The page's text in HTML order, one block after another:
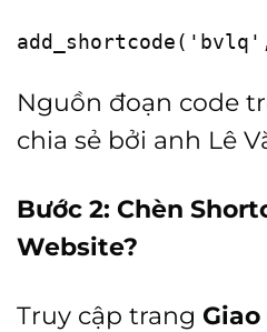
add_shortcode ( 'bvlq'
Nguồn đoạn code
chia sẻ bởi anh Lê
Bước 2: Chèn
Website?
Truy cập trang